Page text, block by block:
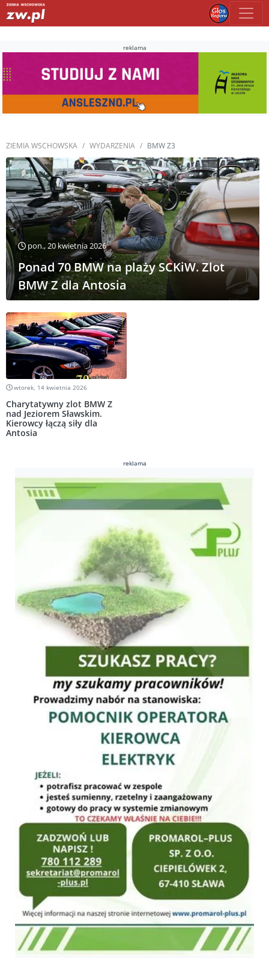
reklama
ZIEMIA WSCHOWSKA WYDARZENIA BMW Z3
pon., 20 kwietnia 2026
Ponad 70 BMW na plaży SCKiW. Zlot
BMW Z dla Antosia
wtorek, 14 kwietnia 2026
Charytatywny zlot BMW Z
nad Jeziorem Sławskim.
Kierowcy łączą siły dla
Antosia
reklama